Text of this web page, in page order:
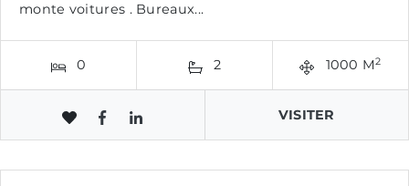
monte voitures . Bureaux...
0 2 1000 M2
VISITER